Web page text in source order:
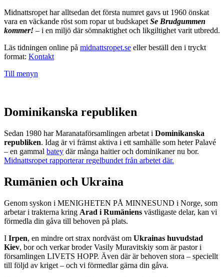
Midnattsropet har alltsedan det första numret gavs ut 1960 önskat
vara en väckande röst som ropar ut budskapet Se Brudgummen
kommer! – i en miljö där sömnaktighet och likgiltighet varit utbredd.
Läs tidningen online på midnattsropet.se eller beställ den i tryckt
format: Kontakt
Till menyn
Dominikanska republiken
Sedan 1980 har Maranataförsamlingen arbetat i Dominikanska
republiken. Idag är vi främst aktiva i ett samhälle som heter Palavé
– en gammal batey där många haitier och dominikaner nu bor.
Midnattsropet rapporterar regelbundet från arbetet där.
Rumänien och Ukraina
Genom syskon i MENIGHETEN PÅ MINNESUND i Norge, som
arbetar i trakterna kring Arad i Rumäniens västligaste delar, kan vi
förmedla din gåva till behoven på plats.
I Irpen, en mindre ort strax nordväst om Ukrainas huvudstad
Kiev, bor och verkar broder Vasily Muravitskiy som är pastor i
församlingen LIVETS HOPP. Även där är behoven stora – speciellt
till följd av kriget – och vi förmedlar gärna din gåva.